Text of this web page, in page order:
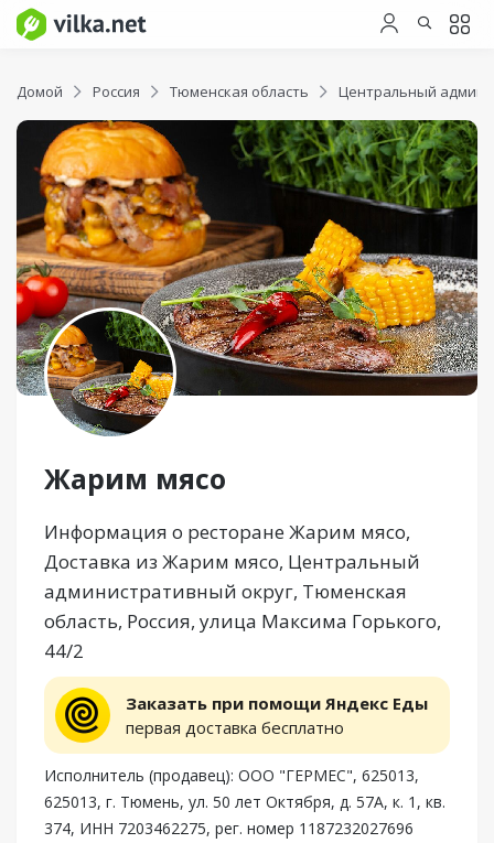
Домой Россия Тюменская область Центральный
Жарим мясо
Информация о ресторане Жарим мясо,
Доставка из Жарим мясо, Центральный
административный округ, Тюменская
область, Россия, улица Максима Горького,
44/2
Заказать при помощи Яндекс Еды
первая доставка бесплатно
Исполнитель (продавец): ООО "ГЕРМЕС", 625013,
625013, г. Тюмень, ул. 50 лет Октября, д. 57А, к. 1, кв.
374, ИНН 7203462275, рег. номер 1187232027696